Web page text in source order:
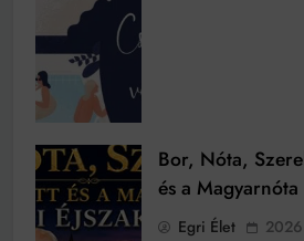
Bor, Nóta,
és a
Egri Élet